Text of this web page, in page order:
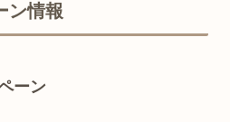
ン情報
ーン